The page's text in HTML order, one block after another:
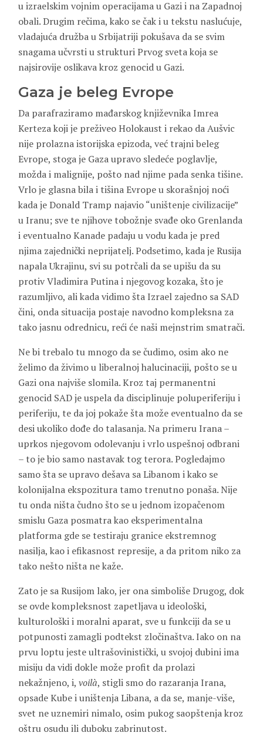
u izraelskim vojnim operacijama u Gazi i na Zapadnoj
obali. Drugim rečima, kako se čak i u tekstu naslućuje,
vladajuća družba u Srbijatriji pokušava da se svim
snagama učvrsti u strukturi Prvog sveta koja se
najsirovije oslikava kroz genocid u Gazi.
Gaza je beleg Evrope
Da parafraziramo mađarskog književnika Imrea
Kerteza koji je preživeo Holokaust i rekao da Aušvic
nije prolazna istorijska epizoda, već trajni beleg
Evrope, stoga je Gaza upravo sledeće poglavlje,
možda i malignije, pošto nad njime pada senka tišine.
Vrlo je glasna bila i tišina Evrope u skorašnjoj noći
kada je Donald Tramp najavio “uništenje civilizacije”
u Iranu; sve te njihove tobožnje svađe oko Grenlanda
i eventualno Kanade padaju u vodu kada je pred
njima zajednički neprijatelj. Podsetimo, kada je Rusija
napala Ukrajinu, svi su potrčali da se upišu da su
protiv Vladimira Putina i njegovog kozaka, što je
razumljivo, ali kada vidimo šta Izrael zajedno sa SAD
čini, onda situacija postaje navodno kompleksna za
tako jasnu odrednicu, reći će naši mejnstrim smatrači.
Ne bi trebalo tu mnogo da se čudimo, osim ako ne
želimo da živimo u liberalnoj halucinaciji, pošto se u
Gazi ona najviše slomila. Kroz taj permanentni
genocid SAD je uspela da disciplinuje poluperiferiju i
periferiju, te da joj pokaže šta može eventualno da se
desi ukoliko dođe do talasanja. Na primeru Irana –
uprkos njegovom odolevanju i vrlo uspešnoj odbrani
– to je bio samo nastavak tog terora. Pogledajmo
samo šta se upravo dešava sa Libanom i kako se
kolonijalna ekspozitura tamo trenutno ponaša. Nije
tu onda ništa čudno što se u jednom izopačenom
smislu Gaza posmatra kao eksperimentalna
platforma gde se testiraju granice ekstremnog
nasilja, kao i efikasnost represije, a da pritom niko za
tako nešto ništa ne kaže.
Zato je sa Rusijom lako, jer ona simboliše Drugog, dok
se ovde kompleksnost zapetljava u ideološki,
kulturološki i moralni aparat, sve u funkciji da se u
potpunosti zamagli podtekst zločinaštva. Iako on na
prvu loptu jeste ultrašovinistički, u svojoj dubini ima
misiju da vidi dokle može profit da prolazi
nekažnjeno, i, voilà, stigli smo do razaranja Irana,
opsade Kube i uništenja Libana, a da se, manje-više,
svet ne uznemiri nimalo, osim pukog saopštenja kroz
oštru osudu ili duboku zabrinutost.